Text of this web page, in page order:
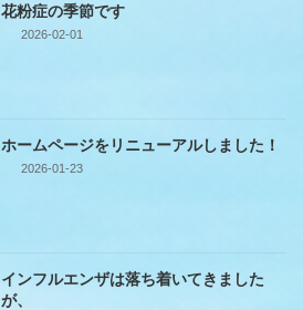
花粉症の季節です
2026-02-01
ホームページをリニューアルしました！
2026-01-23
インフルエンザは落ち着いてきました
が、